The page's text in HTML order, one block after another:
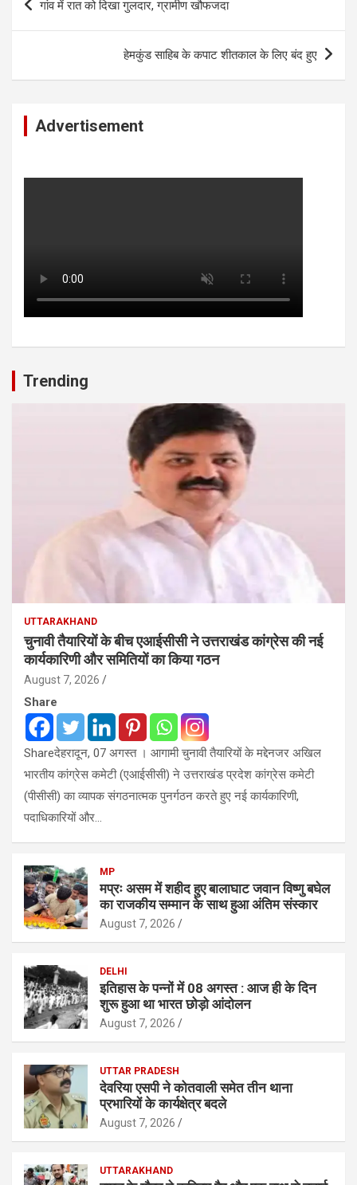
गांव में रात को दिखा गुलदार, ग्रामीण खौफजदा
हेमकुंड साहिब के कपाट शीतकाल के लिए बंद हुए
Advertisement
Trending
UTTARAKHAND
चुनावी तैयारियों के बीच एआईसीसी ने उत्तराखंड कांग्रेस की नई
कार्यकारिणी और समितियों का किया गठन
August 7, 2026
Share
Shareदेहरादून, 07 अगस्त । आगामी चुनावी तैयारियों के मद्देनजर अखिल
भारतीय कांग्रेस कमेटी (एआईसीसी) ने उत्तराखंड प्रदेश कांग्रेस कमेटी
(पीसीसी) का व्यापक संगठनात्मक पुनर्गठन करते हुए नई कार्यकारिणी,
पदाधिकारियों और…
MP
मप्रः असम में शहीद हुए बालाघाट जवान विष्णु बघेल
का राजकीय सम्मान के साथ हुआ अंतिम संस्कार
August 7, 2026
DELHI
इतिहास के पन्नों में 08 अगस्त : आज ही के दिन
शुरू हुआ था भारत छोड़ो आंदोलन
August 7, 2026
UTTAR PRADESH
देवरिया एसपी ने कोतवाली समेत तीन थाना
प्रभारियाें के कार्यक्षेत्र बदले
August 7, 2026
UTTARAKHAND